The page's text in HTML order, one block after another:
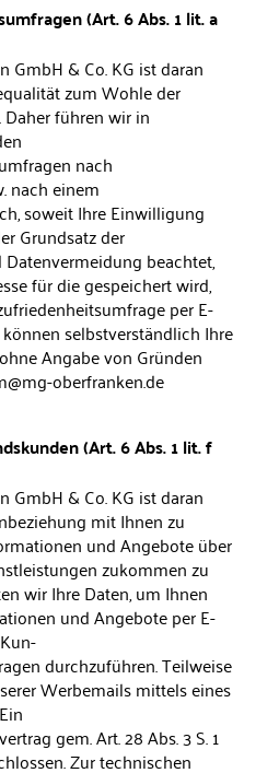
(Art. 6 Abs. 1 lit. a
GmbH & Co. KG ist daran
zum Wohle der
Daher füh­ren wir in
nach
nach einem
soweit Ihre Einwilligung
Grundsatz der
beachtet,
für die gespeichert wird,
per E-
selbst­verständlich Ihre
Angabe von Gründen
oberfranken.de
(Art. 6 Abs. 1 lit. f
GmbH & Co. KG ist daran
mit Ihnen zu
und Angebote über
zukommen zu
wir Ihre Daten, um Ihnen
und Angebote per E-
durchzuführen. Teilweise
Werbemails mittels eines
gem. Art. 28 Abs. 3 S. 1
Zur technischen